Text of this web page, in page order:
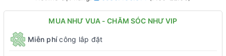
MUA NHƯ VUA - CHĂM SÓC NHƯ VIP
Miễn phícông lắp đặt